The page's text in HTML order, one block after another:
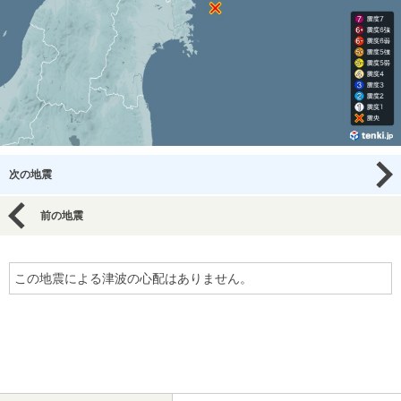
次の地震
前の地震
この地震による津波の心配はありません。